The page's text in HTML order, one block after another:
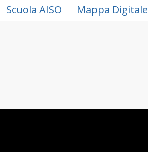
Scuola AISO Mappa Digitale